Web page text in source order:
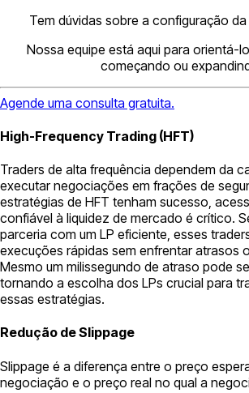
Tem dúvidas sobre a configuração
Nossa equipe está aqui para orientá-
começando ou
Agende uma consulta gratuita.
High-Frequency Trading (HFT)
Traders de alta frequência dependem da
executar negociações em frações de
estratégias de HFT tenham sucesso,
confiável à liquidez de mercado é crítico.
parceria com um LP eficiente, esses
execuções rápidas sem enfrentar atrasos
Mesmo um milissegundo de atraso pode
tornando a escolha dos LPs crucial para
essas estratégias.
Redução de Slippage
Slippage é a diferença entre o preço
negociação e o preço real no qual a